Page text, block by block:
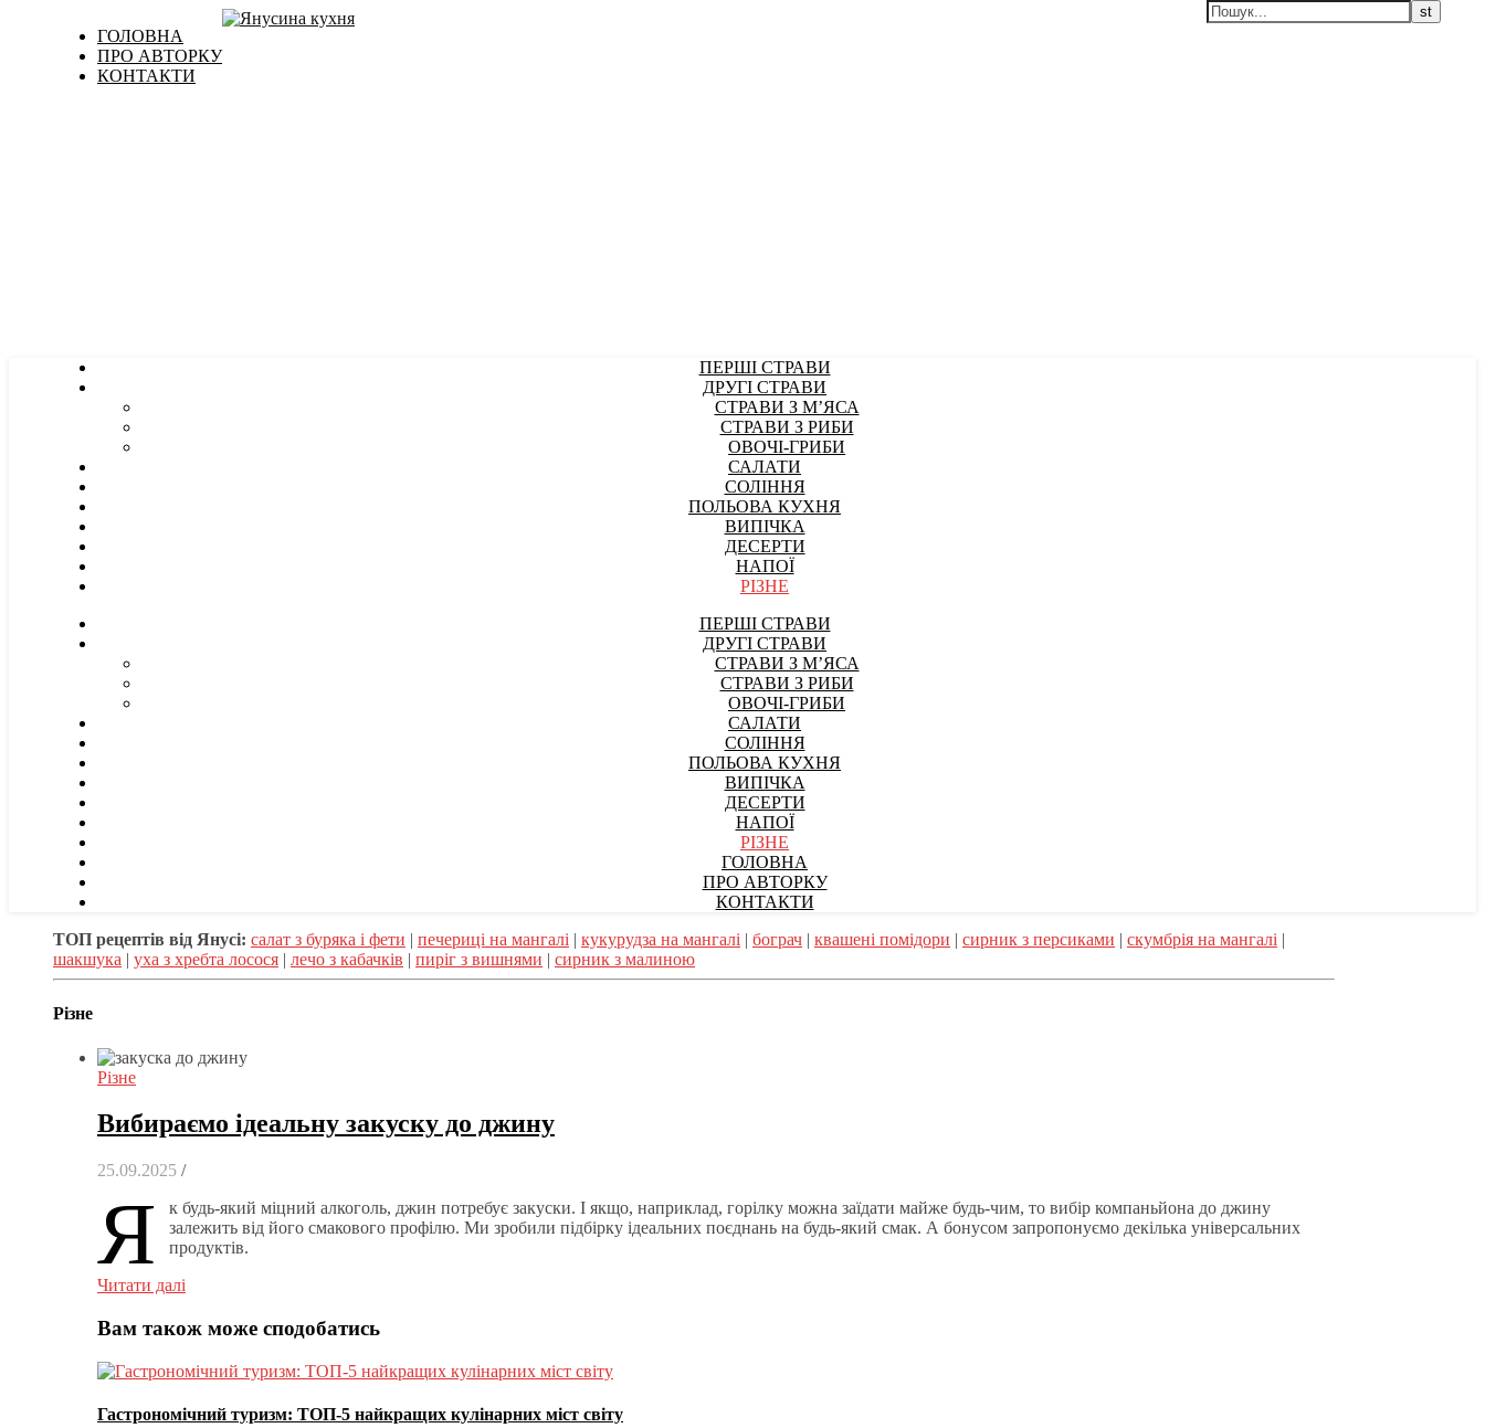
ГОЛОВНА
ПРО АВТОРКУ
КОНТАКТИ
ПЕРШІ СТРАВИ
ДРУГІ СТРАВИ
СТРАВИ З М’ЯСА
СТРАВИ З РИБИ
ОВОЧІ-ГРИБИ
САЛАТИ
СОЛІННЯ
ПОЛЬОВА КУХНЯ
ВИПІЧКА
ДЕСЕРТИ
НАПОЇ
РІЗНЕ
ПЕРШІ СТРАВИ
ДРУГІ СТРАВИ
СТРАВИ З М’ЯСА
СТРАВИ З РИБИ
ОВОЧІ-ГРИБИ
САЛАТИ
СОЛІННЯ
ПОЛЬОВА КУХНЯ
ВИПІЧКА
ДЕСЕРТИ
НАПОЇ
РІЗНЕ
ГОЛОВНА
ПРО АВТОРКУ
КОНТАКТИ
ТОП рецептів від Янусі: салат з буряка і фети | печериці на мангалі | кукурудза на мангалі | бограч | квашені помідори | сирник з персиками | скумбрія на мангалі |
шакшука | уха з хребта лосося | лечо з кабачків | пиріг з вишнями | сирник з малиною
Різне
Різне
Вибираємо ідеальну закуску до джину
25.09.2025 /
Я
к будь-який міцний алкоголь, джин потребує закуски. І якщо, наприклад, горілку можна заїдати майже будь-чим, то вибір компаньйона до джину
залежить від його смакового профілю. Ми зробили підбірку ідеальних поєднань на будь-який смак. А бонусом запропонуємо декілька універсальних
продуктів.
Читати далі
Вам також може сподобатись
Гастрономічний туризм: ТОП-5 найкращих кулінарних міст світу